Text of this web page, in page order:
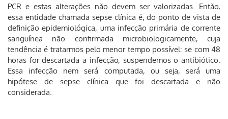
PCR e estas alterações não devem ser valorizadas. Então,
essa entidade chamada sepse clínica é, do ponto de vista de
definição epidemiológica, uma infecção primária de corrente
sanguínea não confirmada microbiologicamente, cuja
tendência é tratarmos pelo menor tempo possível: se com 48
horas for descartada a infecção, suspendemos o antibiótico.
Essa infecção nem será computada, ou seja, será uma
hipótese de sepse clínica que foi descartada e não
considerada.